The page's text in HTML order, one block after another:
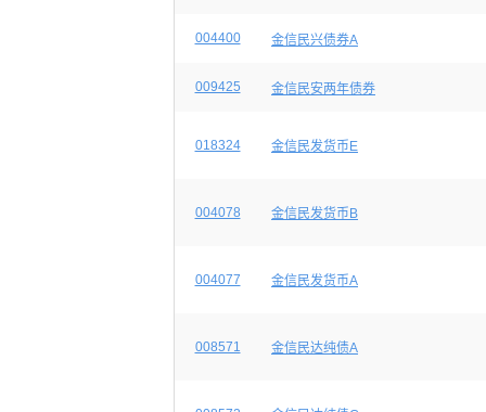
004400 金信民兴债券A
009425 金信民安两年债券
018324 金信民发货币E
004078 金信民发货币B
004077 金信民发货币A
008571 金信民达纯债A